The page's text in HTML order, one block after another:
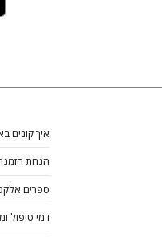
איך קונים
הנחת
ספרים
דמי טיפול